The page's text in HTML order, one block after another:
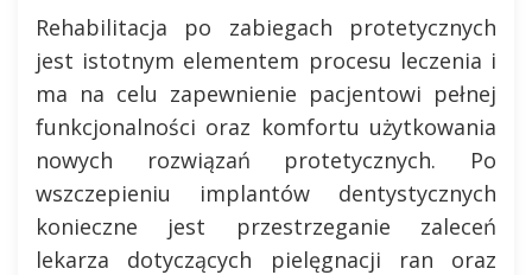
Rehabilitacja po zabiegach protetycznych
jest istotnym elementem procesu leczenia i
ma na celu zapewnienie pacjentowi pełnej
funkcjonalności oraz komfortu użytkowania
nowych rozwiązań protetycznych. Po
wszczepieniu implantów dentystycznych
konieczne jest przestrzeganie zaleceń
lekarza dotyczących pielęgnacji ran oraz